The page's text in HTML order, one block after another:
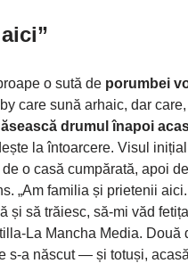
”
o sută de porumbei
care sună arhaic, dar
drumul înapoi
la întoarcere. Visul
o casă cumpărată, apoi
„Am familia și prietenii
și să trăiesc, să-mi văd
La Mancha Media. Două
s-a născut — și totuși,